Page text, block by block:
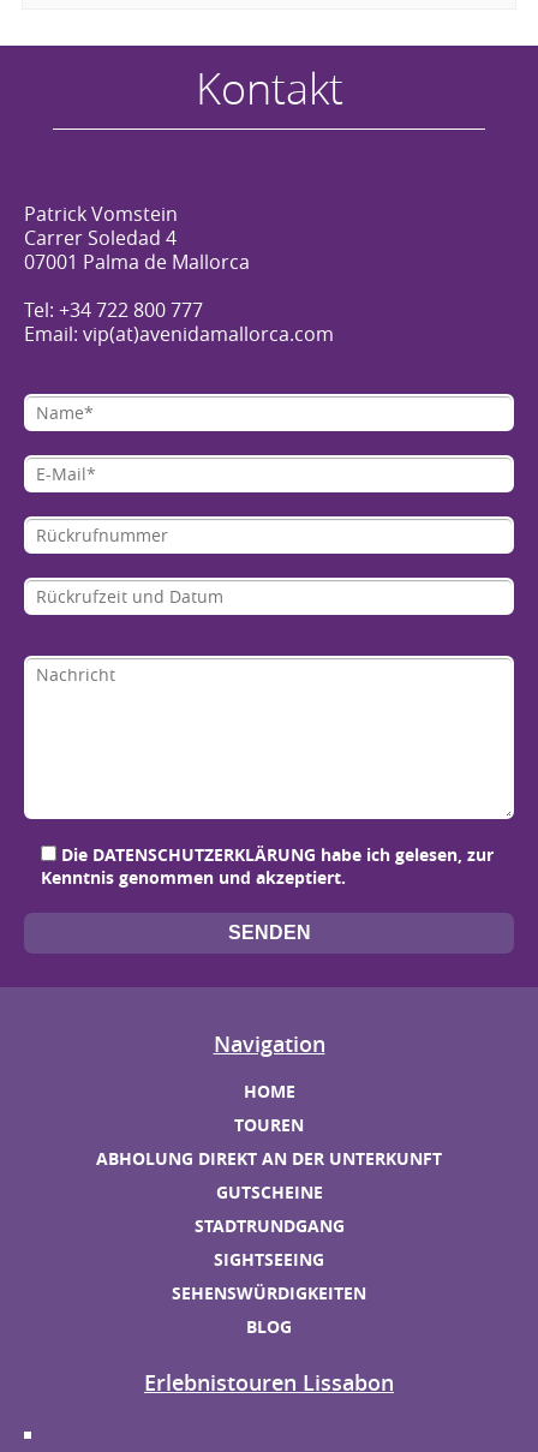
Kontakt
Patrick Vomstein
Carrer Soledad 4
07001 Palma de Mallorca
Tel: +34 722 800 777
Email: vip(at)avenidamallorca.com
Die DATENSCHUTZERKLÄRUNG habe ich gelesen, zur
Kenntnis genommen und akzeptiert.
Navigation
HOME
TOUREN
ABHOLUNG DIREKT AN DER UNTERKUNFT
GUTSCHEINE
STADTRUNDGANG
SIGHTSEEING
SEHENSWÜRDIGKEITEN
BLOG
Erlebnistouren Lissabon